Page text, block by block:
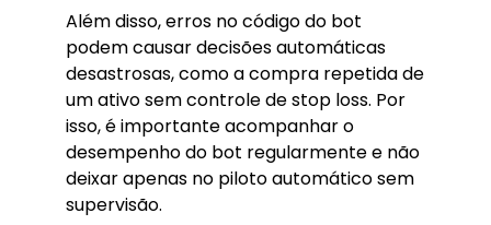
Além disso, erros no código do bot
podem causar decisões automáticas
desastrosas, como a compra repetida de
um ativo sem controle de stop loss. Por
isso, é importante acompanhar o
desempenho do bot regularmente e não
deixar apenas no piloto automático sem
supervisão.